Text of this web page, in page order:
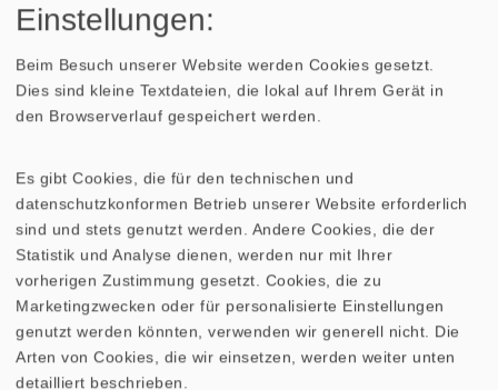
TECHNISCHE DATEN ZEICHNUNG
Verwandte Produkte
GITTER 10 ES GITTER 10 PL
GITTER 10 R/134
Einstellungen:
Beim Besuch unserer Website werden Cookies gesetzt.
Dies sind kleine Textdateien, die lokal auf Ihrem Gerät in
den Browserverlauf gespeichert werden.
Es gibt Cookies, die für den technischen und
datenschutzkonformen Betrieb unserer Website erforderlich
sind und stets genutzt werden. Andere Cookies, die der
Statistik und Analyse dienen, werden nur mit Ihrer
vorherigen Zustimmung gesetzt. Cookies, die zu
Marketingzwecken oder für personalisierte Einstellungen
genutzt werden könnten, verwenden wir generell nicht. Die
Arten von Cookies, die wir einsetzen, werden weiter unten
detailliert beschrieben.